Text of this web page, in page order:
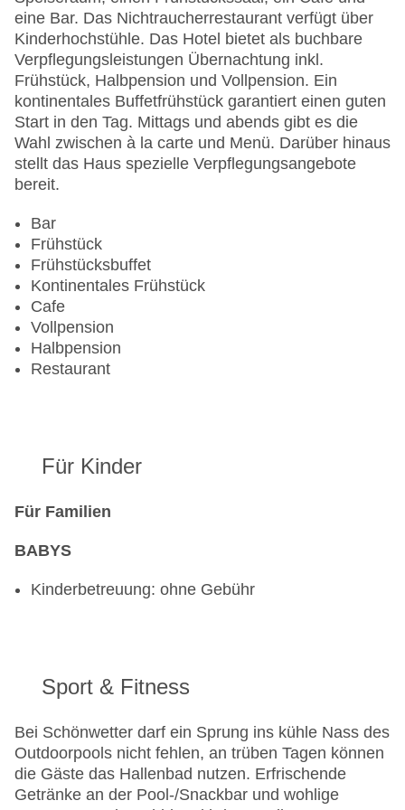
Lift
Anzahl der Konferenzräume: 1
Anzahl der Aufzüge: 1
Haustiere: gegen Gebühr
Zimmerservice
Gesamtanzahl der Stockwerke: 3
Gesamtanzahl der Zimmer: 22
Pools:Indoor Pool, Outdoor Pool, Liegen am Pool
Zahlungsarten: American Express, Mastercard,
Landeskategorie: 4 Sterne
eine Bar. Das Nichtraucherrestaurant verfügt über
Kinderhochstühle. Das Hotel bietet als buchbare
Verpflegungsleistungen Übernachtung inkl.
Frühstück, Halbpension und Vollpension. Ein
kontinentales Buffetfrühstück garantiert einen guten
Start in den Tag. Mittags und abends gibt es die
Wahl zwischen à la carte und Menü. Darüber hinaus
stellt das Haus spezielle Verpflegungsangebote
bereit.
Bar
Frühstück
Frühstücksbuffet
Kontinentales Frühstück
Cafe
Vollpension
Halbpension
Restaurant
Für Kinder
Für Familien
BABYS
Kinderbetreuung: ohne Gebühr
Sport & Fitness
Bei Schönwetter darf ein Sprung ins kühle Nass des
Outdoorpools nicht fehlen, an trüben Tagen können
die Gäste das Hallenbad nutzen. Erfrischende
Getränke an der Pool-/Snackbar und wohlige